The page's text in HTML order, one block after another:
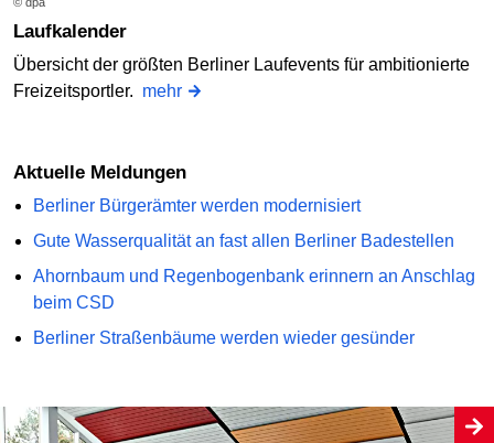
Laufkalender
Übersicht der größten Berliner Laufevents für ambitionierte
Freizeitsportler. mehr
Aktuelle Meldungen
Berliner Bürgerämter werden modernisiert
Gute Wasserqualität an fast allen Berliner Badestellen
Ahornbaum und Regenbogenbank erinnern an Anschlag
beim CSD
Berliner Straßenbäume werden wieder gesünder